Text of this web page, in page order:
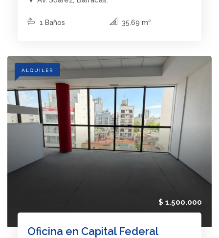
1 Baños 35.69 m²
ALQUILER
$ 1.500.000
Oficina en Capital Federal